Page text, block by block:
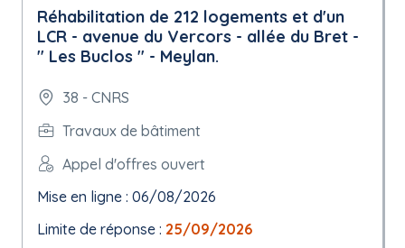
Réhabilitation de 212 logements et d'un
LCR - avenue du Vercors - allée du Bret -
" Les Buclos " - Meylan.
38 - CNRS
Travaux de bâtiment
Appel d'offres ouvert
Mise en ligne : 06/08/2026
Limite de réponse : 25/09/2026